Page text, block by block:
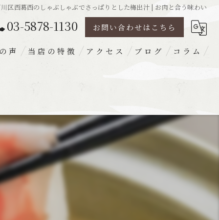
区西葛西のしゃぶしゃぶでさっぱりとした梅出汁 | お肉と合う味わい
03-5878-1130 お問い合わせはこちら
声 当店の特徴
豚肉
ディナー
宴会
梅出汁
アクセス ブログ コラム